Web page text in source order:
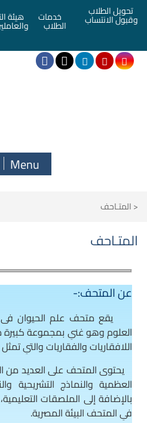
تحويل الطلاب
وقبول الانتساب خدمات
الطلاب
هيئة
Menu
<المتـاحف
المتـاحف
عن المتحف:-
يقع متحف علم الحيوان فى
العلوم وهو غنىِ بمجموعة كبيرة
اللافقاريات والفقاريات والتىِ
يحتوى المتحف على العديد من
العظمية والنماذج التشريحية
بالإضافة إلى الملصقات
فىِ المتحف البيئة المصرية.